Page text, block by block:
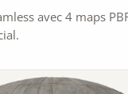
avec 4 maps